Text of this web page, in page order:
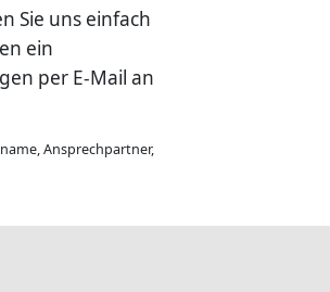
Sie uns einfach
ein
per E-Mail an
Ansprechpartner,